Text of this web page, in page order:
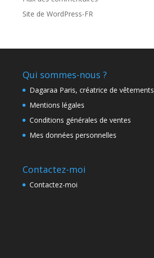
Site de WordPress-FR
Qui sommes-nous ?
Dagaraa Paris, créatrice de vêtements
Mentions légales
Conditions générales de ventes
Mes données personnelles
Contactez-moi
Contactez-moi